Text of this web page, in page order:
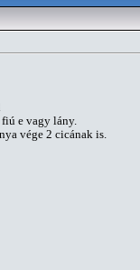
e vagy lány.
vége 2 cicának is.